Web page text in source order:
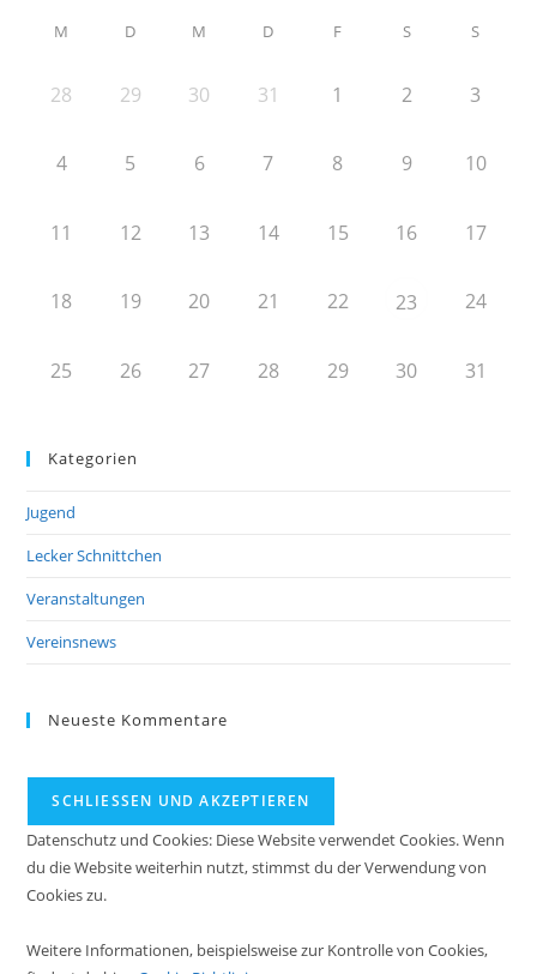
M D M D F S S
28 29 30 31 1 2 3
4 5 6 7 8 9 10
11 12 13 14 15 16 17
18 19 20 21 22 23 24
25 26 27 28 29 30 31
Kategorien
Jugend
Lecker Schnittchen
Veranstaltungen
Vereinsnews
Neueste Kommentare
Datenschutz und Cookies: Diese Website verwendet Cookies. Wenn
du die Website weiterhin nutzt, stimmst du der Verwendung von
Cookies zu.
Weitere Informationen, beispielsweise zur Kontrolle von Cookies,